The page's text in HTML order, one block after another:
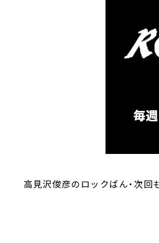
高見沢俊彦のロックばん・次